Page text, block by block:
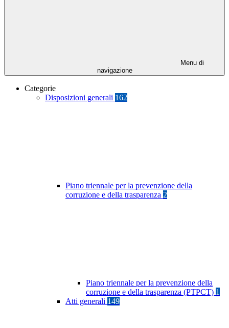
Menu di
navigazione
Categorie
Disposizioni generali 162
Piano triennale per la prevenzione della
corruzione e della trasparenza 2
Piano triennale per la prevenzione della
corruzione e della trasparenza (PTPCT) 1
Atti generali 149